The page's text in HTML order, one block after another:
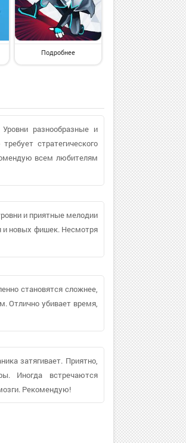
Подробнее
разнообразные и
стратегического
всем любителям
и приятные мелодии
и новых фишек. Несмотря
становятся сложнее,
Отлично убивает время,
затягивает. Приятно,
Иногда встречаются
Рекомендую!